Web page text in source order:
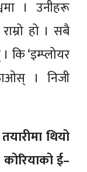
। उनीहरू
हो । सबै
कि ‘इम्प्लोयर
। निजी
थियो
ई–